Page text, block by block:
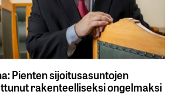
Pienten sijoitusasuntojen
rakenteelliseksi ongelmaksi